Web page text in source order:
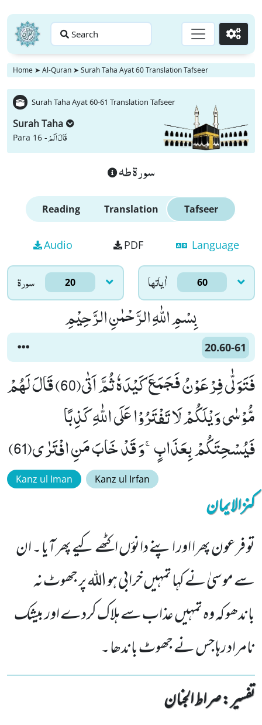
Search Go
Home ➤ Al-Quran ➤ Surah Taha Ayat 60 Translation Tafseer
Surah Taha Ayat 60-61 Translation Tafseer
Surah Taha
Para 16 -قَالَ اَلَمْ
سورة طه
Reading Translation Tafseer
Audio PDF Language
سورۃ 20 اٰياتها 60
بِسْمِ اللّٰهِ الرَّحْمٰنِ الرَّحِیْمِ
20.60-61
فَتَوَلّٰى فِرْعَوْنُ فَجَمَعَ كَیْدَهٗ ثُمَّ اَتٰى(60) قَالَ لَهُمْ
مُّوْسٰى وَیْلَكُمْ لَا تَفْتَرُوْا عَلَى اللّٰهِ كَذِبًا
فَیُسْحِتَكُمْ بِعَذَابٍۚ-وَ قَدْ خَابَ مَنِ افْتَرٰى(61)
Kanz ul Iman Kanz ul Irfan
کنزالایمان
تو فرعون پھرا اور اپنے دانؤں اکٹھے کیے پھر آیا ۔ ان
سے موسیٰ نے کہا تمہیں خرابی ہو اللہ پر جھوٹ نہ
باندھو کہ وہ تمہیں عذاب سے ہلاک کردے اور بیشک
نامراد رہا جس نے جھوٹ باندھا ۔
تفسیر : ‎صراط الجنان